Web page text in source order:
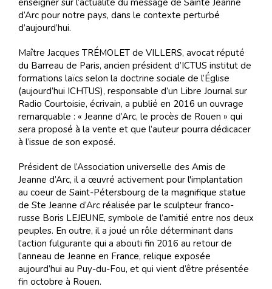
enseigner sur l’actualité du message de Sainte Jeanne
d’Arc pour notre pays, dans le contexte perturbé
d’aujourd’hui.
Maître Jacques TRÉMOLET de VILLERS, avocat réputé
du Barreau de Paris, ancien président d’ICTUS institut de
formations laïcs selon la doctrine sociale de l’Église
(aujourd’hui ICHTUS), responsable d’un Libre Journal sur
Radio Courtoisie, écrivain, a publié en 2016 un ouvrage
remarquable : « Jeanne d’Arc, le procès de Rouen » qui
sera proposé à la vente et que l’auteur pourra dédicacer
à l’issue de son exposé.
Président de l’Association universelle des Amis de
Jeanne d’Arc, il a œuvré activement pour l'implantation
au coeur de Saint-Pétersbourg de la magnifique statue
de Ste Jeanne d’Arc réalisée par le sculpteur franco-
russe Boris LEJEUNE, symbole de l’amitié entre nos deux
peuples. En outre, il a joué un rôle déterminant dans
l’action fulgurante qui a abouti fin 2016 au retour de
l’anneau de Jeanne en France, relique exposée
aujourd’hui au Puy-du-Fou, et qui vient d’être présentée
fin octobre à Rouen.